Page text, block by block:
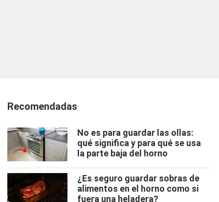
Recomendadas
No es para guardar las ollas:
qué significa y para qué se usa
la parte baja del horno
¿Es seguro guardar sobras de
alimentos en el horno como si
fuera una heladera?